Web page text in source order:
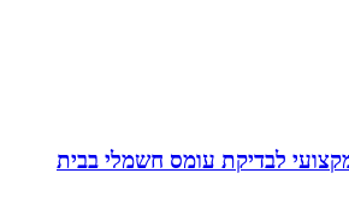
לבדיקת עומס חשמלי בבית